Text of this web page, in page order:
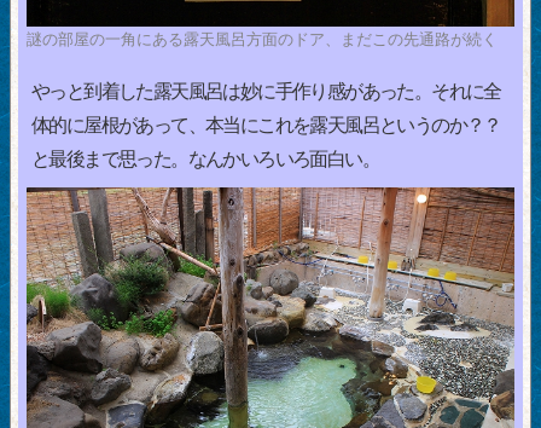
謎の部屋の一角にある露天風呂方面のドア、まだこの先通路が続く
やっと到着した露天風呂は妙に手作り感があった。それに全
体的に屋根があって、本当にこれを露天風呂というのか？？
と最後まで思った。なんかいろいろ面白い。